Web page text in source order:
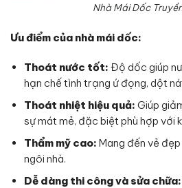
Nhà Mái Dốc
Ưu điểm của nhà mái dốc:
Thoát nước tốt: Độ dốc giúp
hạn chế tình trạng ứ đọng, dột
Thoát nhiệt hiệu quả: Giúp
sự mát mẻ, đặc biệt phù hợp với
Thẩm mỹ cao: Mang đến vẻ
ngôi nhà.
Dễ dàng thi công và sửa chữa: